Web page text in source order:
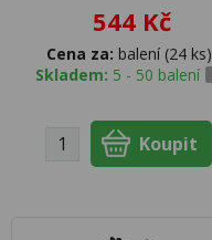
544 Kč
Cena za: balení (24 ks)
Skladem: 5 - 50 balení